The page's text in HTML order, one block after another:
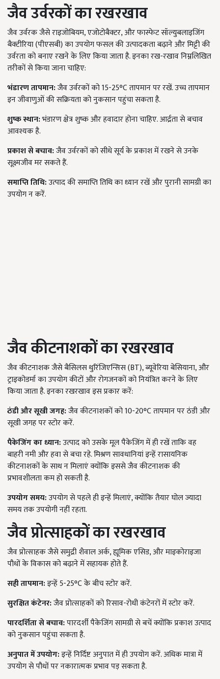
जैव उर्वरकों का रखरखाव
जैव उर्वरक जैसे राइजोबियम, एजोटोबैक्टर, और फास्फेट सॉल्युबलाइजिंग
बैक्टीरिया (पीएसबी) का उपयोग फसल की उत्पादकता बढ़ाने और मिट्टी की
उर्वरता को बनाए रखने के लिए किया जाता है. इनका रख-रखाव निम्नलिखित
तरीकों से किया जाना चाहिए:
भंडारण तापमान:जैव उर्वरकों को 15-25°C तापमान पर रखें. उच्च तापमान
इन जीवाणुओं की सक्रियता को नुकसान पहुंचा सकता है.
शुष्क स्थान:भंडारण क्षेत्र शुष्क और हवादार होना चाहिए. आर्द्रता से बचाव
आवश्यक है.
प्रकाश से बचाव:जैव उर्वरकों को सीधे सूर्य के प्रकाश में रखने से उनके
सूक्ष्मजीव मर सकते हैं.
समाप्ति तिथि:उत्पाद की समाप्ति तिथि का ध्यान रखें और पुरानी सामग्री का
उपयोग न करें.
जैव कीटनाशकों का रखरखाव
जैव कीटनाशक जैसे बैसिलस थुरिंजिएन्सिस (BT), ब्यूवेरिया बेसियाना, और
ट्राइकोडर्मा का उपयोग कीटों और रोगजनकों को नियंत्रित करने के लिए
किया जाता है. इनका रखरखाव इस प्रकार करें:
ठंडी और सूखी जगह:जैव कीटनाशकों को 10-20°C तापमान पर ठंडी और
सूखी जगह पर स्टोर करें.
पैकेजिंग का ध्यान:उत्पाद को उसके मूल पैकेजिंग में ही रखें ताकि वह
बाहरी नमी और हवा से बचा रहे. मिश्रण सावधानियां इन्हें रासायनिक
कीटनाशकों के साथ न मिलाएं क्योंकि इससे जैव कीटनाशक की
प्रभावशीलता कम हो सकती है.
उपयोग समय:उपयोग से पहले ही इन्हें मिलाएं, क्योंकि तैयार घोल ज्यादा
समय तक उपयोगी नहीं रहता.
जैव प्रोत्साहकों का रखरखाव
जैव प्रोत्साहक जैसे समुद्री शैवाल अर्क, ह्यूमिक एसिड, और माइकोराइजा
पौधों के विकास को बढ़ाने में सहायक होते हैं.
सही तापमान:इन्हें 5-25°C के बीच स्टोर करें.
सुरक्षित कंटेनर:जैव प्रोत्साहकों को रिसाव-रोधी कंटेनरों में स्टोर करें.
पारदर्शिता से बचाव:पारदर्शी पैकेजिंग सामग्री से बचें क्योंकि प्रकाश उत्पाद
को नुकसान पहुंचा सकता है.
अनुपात में उपयोग:इन्हें निर्दिष्ट अनुपात में ही उपयोग करें. अधिक मात्रा में
उपयोग से पौधों पर नकारात्मक प्रभाव पड़ सकता है.